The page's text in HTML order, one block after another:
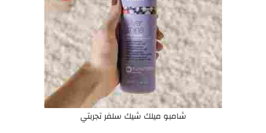
شامبو ميلك شيك سلفر تجربتي